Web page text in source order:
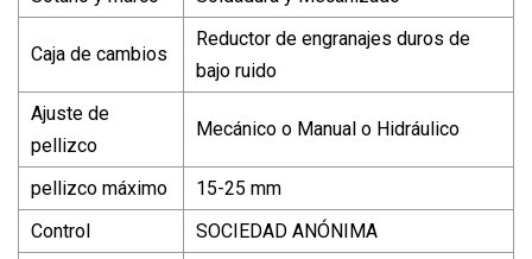
Caja de cambios
Reductor de engranajes duros de
bajo ruido
Ajuste de
pellizco
Mecánico o Manual o Hidráulico
pellizco máximo
15-25 mm
Control
SOCIEDAD ANÓNIMA